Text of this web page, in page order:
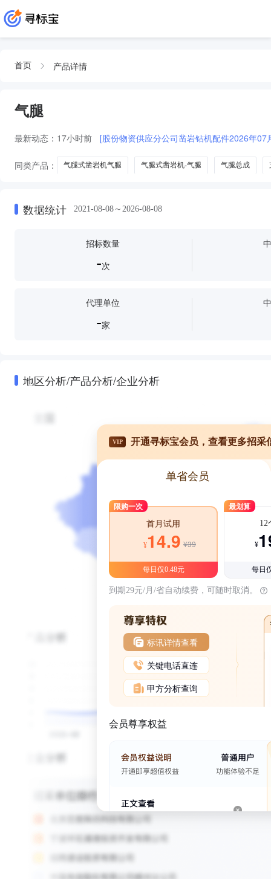
首页 产品详情
气腿
最新动态： 17小时前 [股份物资供应分公司凿岩钻机配件2026年
同类产品： 气腿式凿岩机气腿 气腿式凿岩机-气腿 气腿总成
数据统计 2021-08-08～2026-08-08
招标数量
-次
代理单位
-家
地区分析/产品分析/企业分析
VIP 开通寻标宝会员，查看更多招采
单省会员
限购一次
首月试用
¥14.9 ¥39
每日仅0.48元
最划算
12
¥
每日
到期29元/月/省自动续费，可随时取消。
标讯详情查看
关键电话直连
甲方分析查询
会员尊享权益